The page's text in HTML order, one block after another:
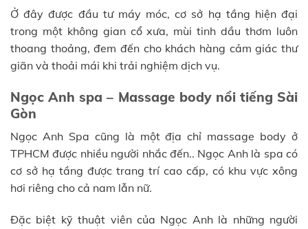
Ở đây được đầu tư máy móc, cơ sở hạ tầng hiện đại
trong một không gian cổ xưa, mùi tinh dầu thơm luôn
thoang thoảng, đem đến cho khách hàng cảm giác thư
giãn và thoải mái khi trải nghiệm dịch vụ.
Ngọc Anh spa – Massage body nổi tiếng Sài
Gòn
Ngọc Anh Spa cũng là một địa chỉ massage body ở
TPHCM được nhiều người nhắc đến.. Ngọc Anh là spa có
cơ sở hạ tầng được trang trí cao cấp, có khu vực xông
hơi riêng cho cả nam lẫn nữ.
Đặc biệt kỹ thuật viên của Ngọc Anh là những người